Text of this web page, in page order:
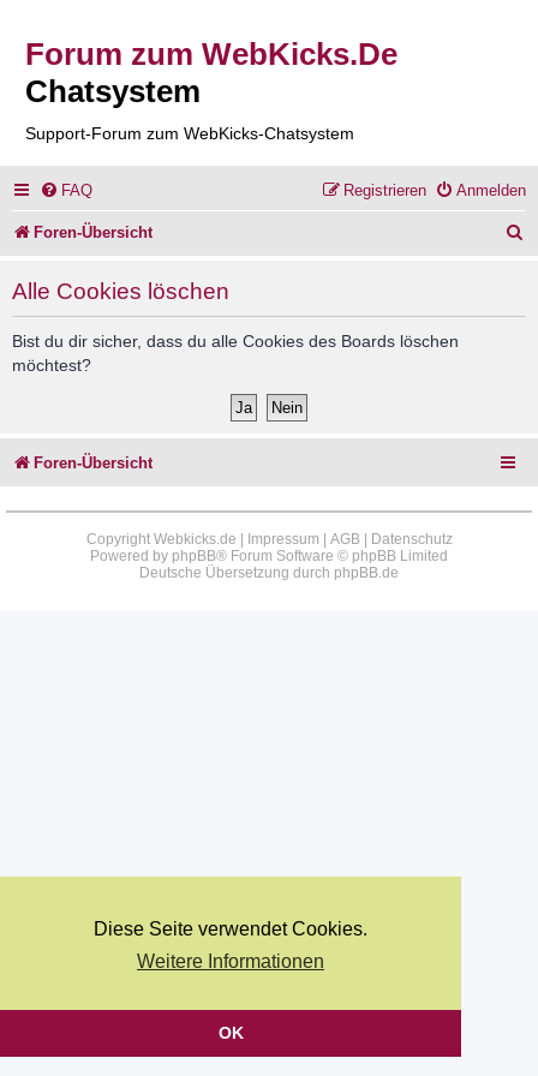
Diese Seite verwendet Cookies.
Weitere Informationen
OK
Forum zum WebKicks.De
Chatsystem
Support-Forum zum WebKicks-Chatsystem
FAQ Anmelden
Registrieren
Foren-Übersicht
Alle Cookies löschen
Bist du dir sicher, dass du alle Cookies des Boards löschen
möchtest?
Foren-Übersicht
Copyright Webkicks.de | Impressum AGB|
Datenschutz
Powered by phpBB® Forum Software © phpBB Limited
Deutsche Übersetzung durch phpBB.de